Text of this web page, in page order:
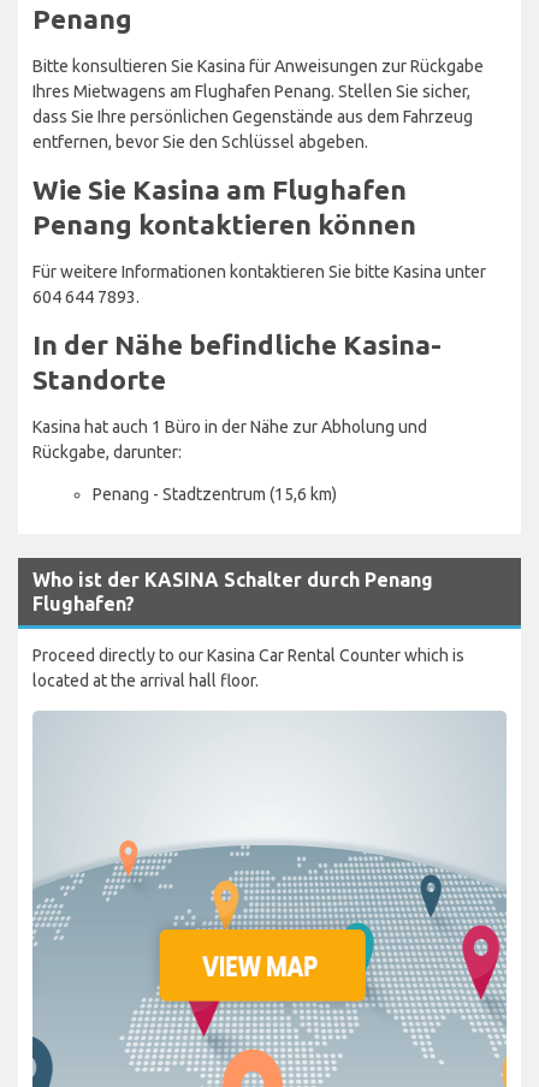
Penang
Bitte konsultieren Sie Kasina für Anweisungen zur Rückgabe
Ihres Mietwagens am Flughafen Penang. Stellen Sie sicher,
dass Sie Ihre persönlichen Gegenstände aus dem Fahrzeug
entfernen, bevor Sie den Schlüssel abgeben.
Wie Sie Kasina am Flughafen
Penang kontaktieren können
Für weitere Informationen kontaktieren Sie bitte Kasina unter
604 644 7893.
In der Nähe befindliche Kasina-
Standorte
Kasina hat auch 1 Büro in der Nähe zur Abholung und
Rückgabe, darunter:
Penang - Stadtzentrum (15,6 km)
Who ist der KASINA Schalter durch Penang
Flughafen?
Proceed directly to our Kasina Car Rental Counter which is
located at the arrival hall floor.